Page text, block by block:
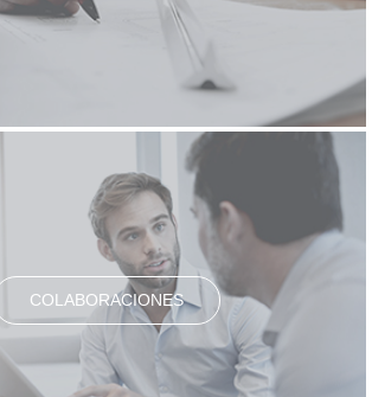
COLABORACIONES